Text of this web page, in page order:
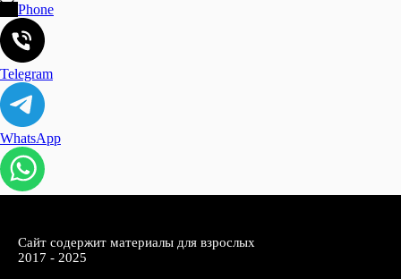
Phone
Telegram
WhatsApp
Сайт содержит материалы для взрослых
2017 - 2025